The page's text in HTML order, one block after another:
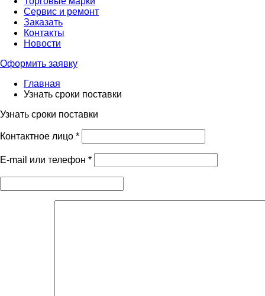
Сервис и ремонт
Заказать
Контакты
Новости
Оформить заявку
Главная
Узнать сроки поставки
Узнать сроки поставки
Контактное лицо *
E-mail или телефон *